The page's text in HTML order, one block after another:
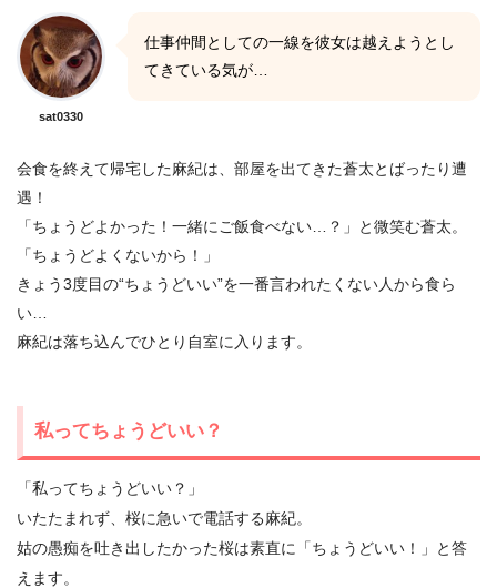
sat0330
仕事仲間としての一線を彼女は越えようとし
てきている気が…
会食を終えて帰宅した麻紀は、部屋を出てきた蒼太とばったり遭
遇！
「ちょうどよかった！一緒にご飯食べない…？」と微笑む蒼太。
「ちょうどよくないから！」
きょう3度目の“ちょうどいい”を一番言われたくない人から食ら
い…
麻紀は落ち込んでひとり自室に入ります。
私ってちょうどいい？
「私ってちょうどいい？」
いたたまれず、桜に急いで電話する麻紀。
姑の愚痴を吐き出したかった桜は素直に「ちょうどいい！」と答
えます。